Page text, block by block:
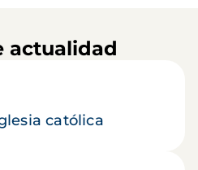
actualidad
católica